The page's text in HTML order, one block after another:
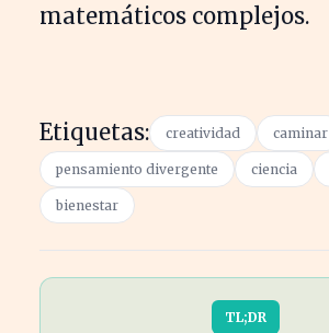
matemáticos complejos.
Etiquetas: creatividad caminar
pensamiento divergente ciencia
bienestar
TL;DR